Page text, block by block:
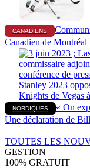
CANADIENS
Canadien de Montréal
NORDIQUES
« On
Une déclaration de
TOUTES LES
GESTION
100% GRATUIT